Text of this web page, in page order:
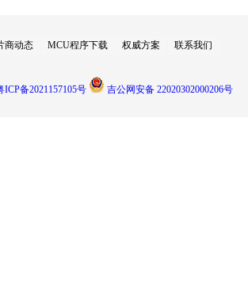
商动态 MCU程序下载 权威方案 联系我们
ICP备2021157105号 吉公网安备 22020302000206号